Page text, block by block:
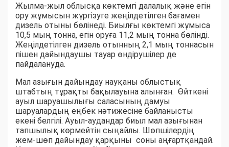
Жылма-жыл облысқа көктемгі далалық және егін
ору жұмысын жүргізуге жеңілдетілген бағамен
дизель отыны бөлінеді. Биылғы көктемгі жұмыса
10,5 мың тонна, егін оруға 11,2 мың тонна бөлінді.
Жеңілдетілген дизель отынның 2,1 мың тоннасын
пішен дайындаушы тауар өндірушілер де
пайдалануда.
Мал азығын дайындау науқаны облыстық
штабтың тұрақты бақылауына алынған. Өйткені
ауыл шаруашылығы саласының дамуы
шаруалардың еңбек нәтижесіне байланысты
екені белгілі. Ауыл-аудандар биыл мал азығынан
тапшылық көрмейтін сыңайлы. Шөпшілердің
жем-шөп дайындау қарқыны соны аңғартқандай.